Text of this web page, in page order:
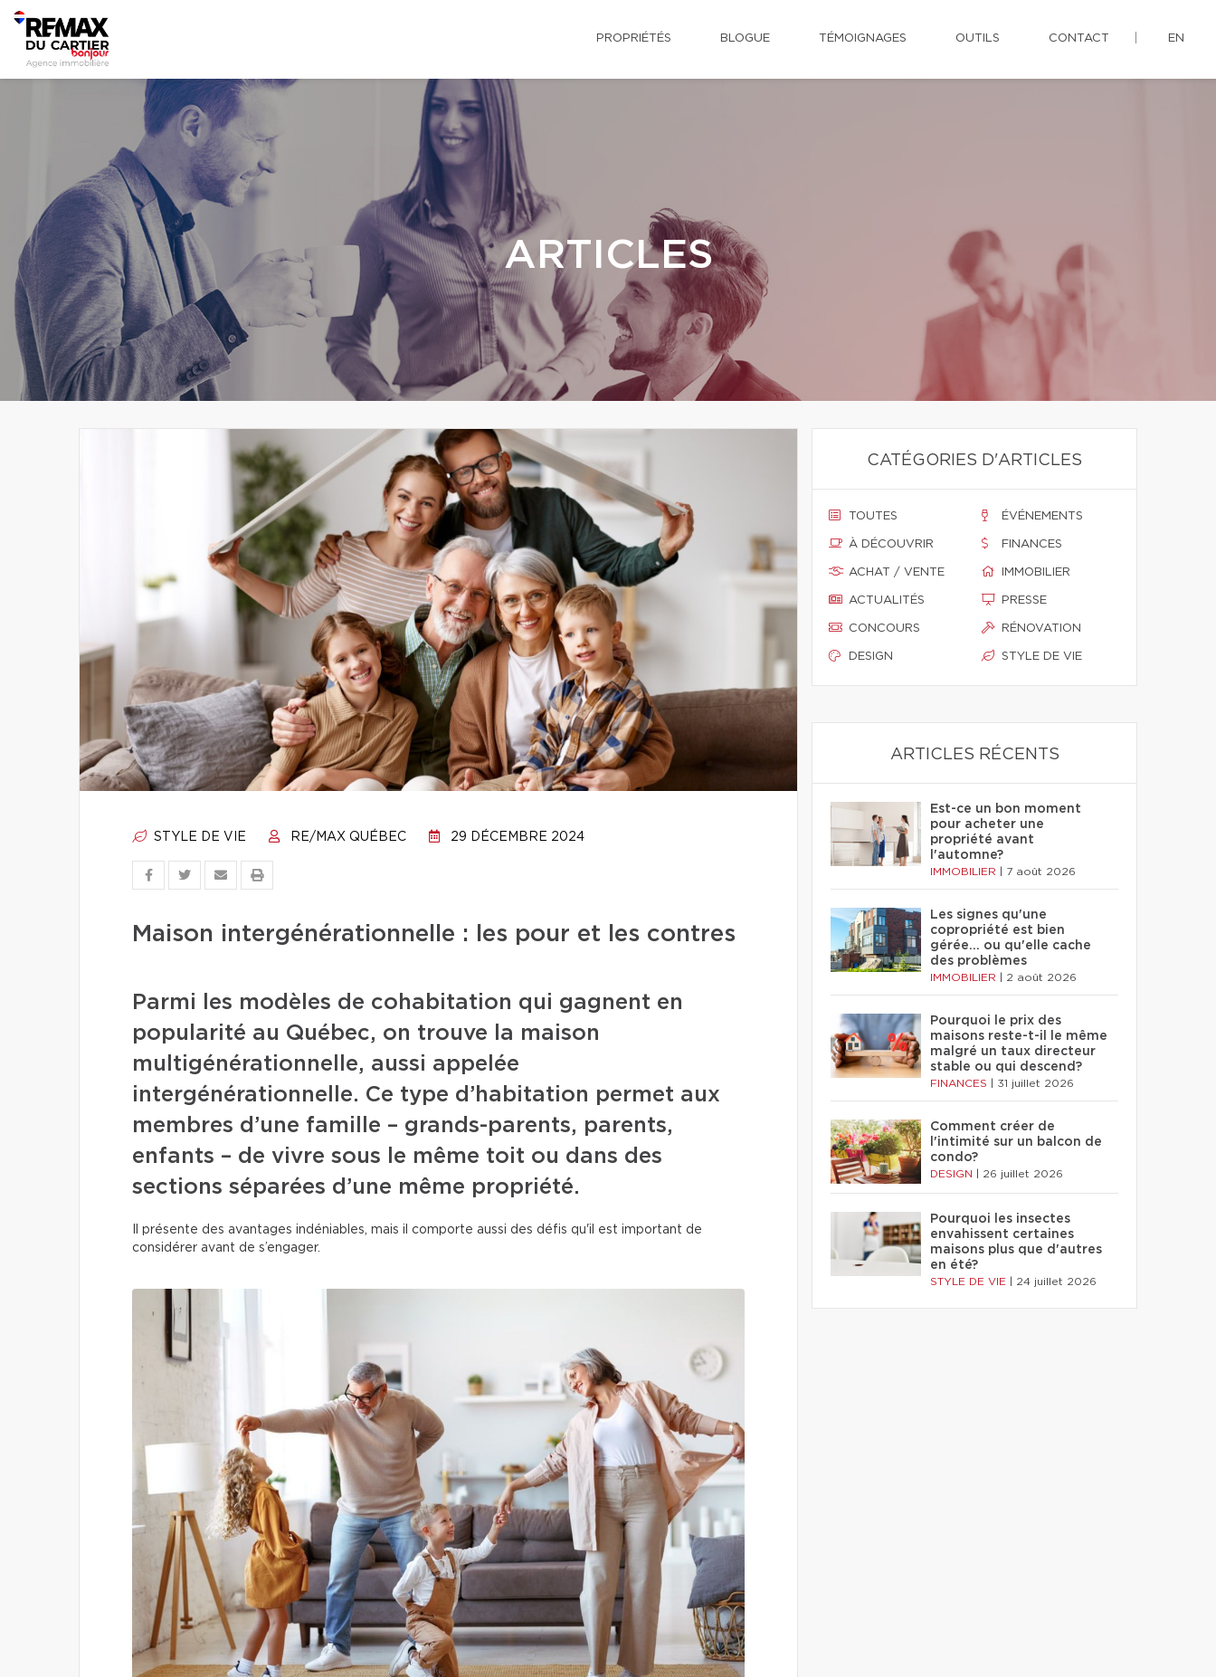
PROPRIÉTÉS BLOGUE TÉMOIGNAGES OUTILS CONTACT EN
ARTICLES
STYLE DE VIE RE/MAX QUÉBEC 29 DÉCEMBRE 2024
Maison intergénérationnelle : les pour et les contres
Parmi les modèles de cohabitation qui gagnent en
popularité au Québec, on trouve la maison
multigénérationnelle, aussi appelée
intergénérationnelle. Ce type d’habitation permet aux
membres d’une famille – grands-parents, parents,
enfants – de vivre sous le même toit ou dans des
sections séparées d’une même propriété.
Il présente des avantages indéniables, mais il comporte aussi des défis qu'il est important de
considérer avant de s’engager.
CATÉGORIES D'ARTICLES
TOUTES
À DÉCOUVRIR
ACHAT / VENTE
ACTUALITÉS
CONCOURS
DESIGN
ÉVÉNEMENTS
FINANCES
IMMOBILIER
PRESSE
RÉNOVATION
STYLE DE VIE
ARTICLES RÉCENTS
Est-ce un bon moment
pour acheter une
propriété avant
l'automne?
IMMOBILIER 7 août 2026
Les signes qu'une
copropriété est bien
gérée… ou qu'elle cache
des problèmes
IMMOBILIER 2 août 2026
Pourquoi le prix des
maisons reste-t-il le même
malgré un taux directeur
stable ou qui descend?
FINANCES 31 juillet 2026
Comment créer de
l'intimité sur un balcon de
condo?
DESIGN 26 juillet 2026
Pourquoi les insectes
envahissent certaines
maisons plus que d'autres
en été?
STYLE DE VIE 24 juillet 2026